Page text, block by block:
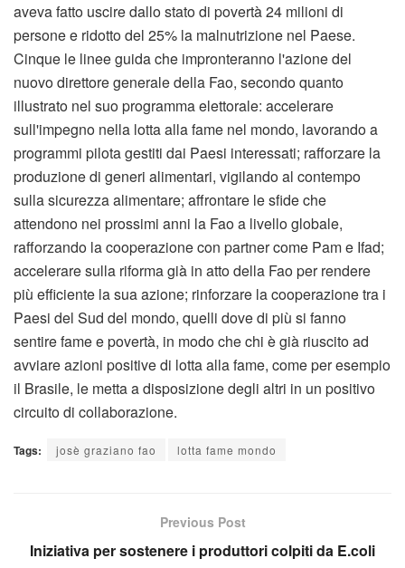
aveva fatto uscire dallo stato di povertà 24 milioni di
persone e ridotto del 25% la malnutrizione nel Paese.
Cinque le linee guida che impronteranno l'azione del
nuovo direttore generale della Fao, secondo quanto
illustrato nel suo programma elettorale: accelerare
sull'impegno nella lotta alla fame nel mondo, lavorando a
programmi pilota gestiti dai Paesi interessati; rafforzare la
produzione di generi alimentari, vigilando al contempo
sulla sicurezza alimentare; affrontare le sfide che
attendono nei prossimi anni la Fao a livello globale,
rafforzando la cooperazione con partner come Pam e Ifad;
accelerare sulla riforma già in atto della Fao per rendere
più efficiente la sua azione; rinforzare la cooperazione tra i
Paesi del Sud del mondo, quelli dove di più si fanno
sentire fame e povertà, in modo che chi è già riuscito ad
avviare azioni positive di lotta alla fame, come per esempio
il Brasile, le metta a disposizione degli altri in un positivo
circuito di collaborazione.
Tags: josè graziano fao lotta fame mondo
Previous Post
Iniziativa per sostenere i produttori colpiti da E.coli